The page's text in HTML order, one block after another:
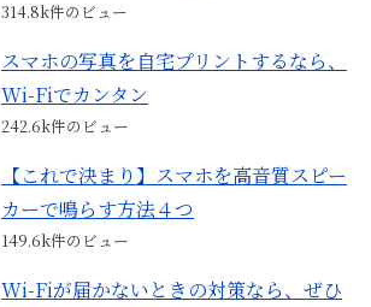
314.8k件のビュー
スマホの写真を自宅プリントするなら、
Wi-Fiでカンタン
242.6k件のビュー
【これで決まり】スマホを高音質スピー
カーで鳴らす方法４つ
149.6k件のビュー
Wi-Fiが届かないときの対策なら、ぜひ